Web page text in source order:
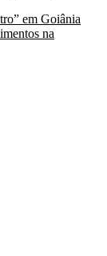
em Goiânia
na